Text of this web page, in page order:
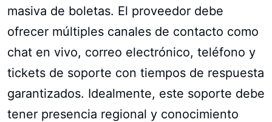
masiva de boletas. El proveedor debe
ofrecer múltiples canales de contacto como
chat en vivo, correo electrónico, teléfono y
tickets de soporte con tiempos de respuesta
garantizados. Idealmente, este soporte debe
tener presencia regional y conocimiento